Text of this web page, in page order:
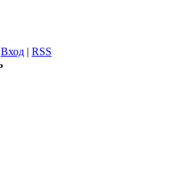
Вход | RSS